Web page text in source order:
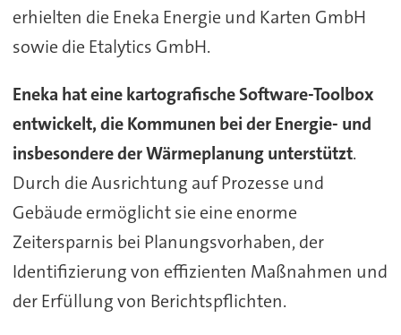
erhielten die Eneka Energie und Karten GmbH
sowie die Etalytics GmbH.
Eneka hat eine kartografische Software-Toolbox
entwickelt, die Kommunen bei der Energie- und
insbesondere der Wärmeplanung unterstützt.
Durch die Ausrichtung auf Prozesse und
Gebäude ermöglicht sie eine enorme
Zeitersparnis bei Planungsvorhaben, der
Identifizierung von effizienten Maßnahmen und
der Erfüllung von Berichtspflichten.